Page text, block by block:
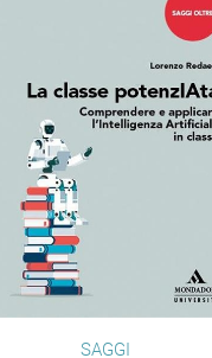
SAGGI